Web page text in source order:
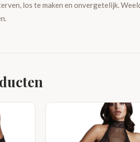
los te maken en onvergetelijk.